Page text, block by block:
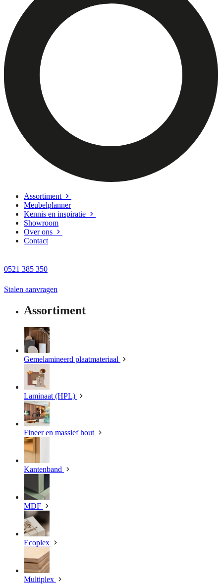
Assortiment
Meubelplanner
Kennis en inspiratie
Showroom
Over ons
Contact
0521 385 350
Stalen aanvragen
Assortiment
Gemelamineerd plaatmateriaal
Laminaat (HPL)
Fineer en massief hout
Kantenband
MDF
Ecoplex
Multiplex